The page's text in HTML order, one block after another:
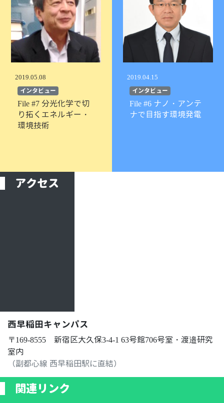
１６：５０～１７：１０ デモ展示ご紹介
１７：１０～１７：１５ 閉会挨拶 渡邉 孝信
１７：１５～１９：００ デモ展示・意見交換
（参加費：4,800円）
会場：６３号館１階ロームスクエ
出展：旭化成エレクトロニクス
（株）、Yellow Duck（株）、
ソニーセミコンダクタソリューシ
ンズ（株）、日本ガイシ（株）
2019.05.08
インタビュー
File #7 分光化学で切
り拓くエネルギー・
環境技術
2019.04.15
インタビュー
File #6 ナノ・アンテ
ナで目指す環境発電
アクセス
西早稲田キャンパス
〒169-8555 新宿区大久保3-4-1 63号館706号室・渡邉研究
室内
（副都心線 西早稲田駅に直結）
関連リンク